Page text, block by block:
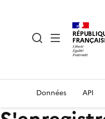
Données API